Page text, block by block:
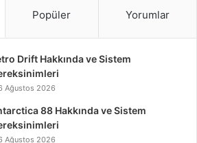
Popüler Yorumlar
Drift Hakkında ve Sistem
Ağustos 2026
88 Hakkında ve Sistem
Ağustos 2026